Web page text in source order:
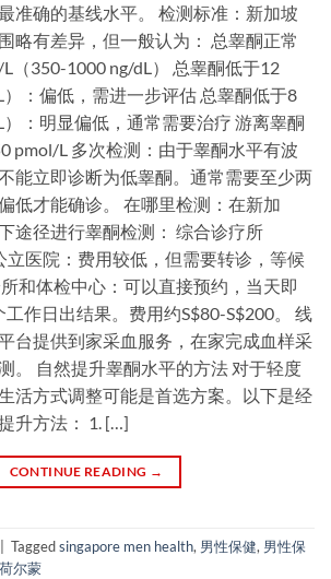
准确的基线水平。 检测标准：新加坡
略有差异，但一般认为： 总睾酮正常
（350-1000 ng/dL） 总睾酮低于12
：偏低，需进一步评估 总睾酮低于8
：明显偏低，通常需要治疗 游离睾酮
pmol/L 多次检测：由于睾酮水平有波
能立即诊断为低睾酮。通常需要至少两
低才能确诊。 在哪里检测：在新加
途径进行睾酮检测： 综合诊疗所
立医院：费用较低，但需要转诊，等候
和体检中心：可以直接预约，当天即
作日出结果。费用约S$80-S$200。 线
台提供到家采血服务，在家完成血样采
。 自然提升睾酮水平的方法 对于轻度
活方式调整可能是首选方案。以下是经
升方法： 1. […]
CONTINUE READING →
Taggedsingapore men health, 男性保健, 男性保
尔蒙